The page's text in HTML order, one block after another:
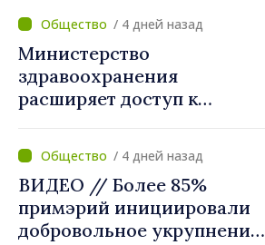
по разгрузке движения на
КПП "Леушены–Албица"
/ 4 дней назад
Министерство
здравоохранения
расширяет доступ к
Новоаненской и Сорокской
районных больницах
/ 4 дней назад
ВИДЕО // Более 85%
примэрий инициировали
добровольное укрупнение.